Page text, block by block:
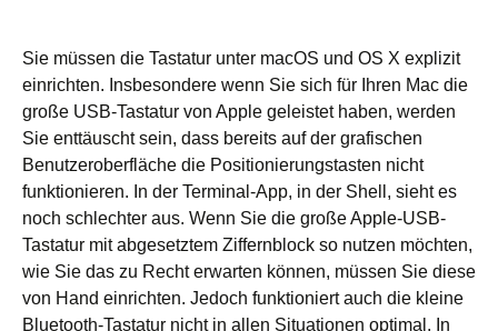
Sie müssen die Tastatur unter macOS und OS X explizit
einrichten. Insbesondere wenn Sie sich für Ihren Mac die
große USB-Tastatur von Apple geleistet haben, werden
Sie enttäuscht sein, dass bereits auf der grafischen
Benutzeroberfläche die Positionierungstasten nicht
funktionieren. In der Terminal-App, in der Shell, sieht es
noch schlechter aus. Wenn Sie die große Apple-USB-
Tastatur mit abgesetztem Ziffernblock so nutzen möchten,
wie Sie das zu Recht erwarten können, müssen Sie diese
von Hand einrichten. Jedoch funktioniert auch die kleine
Bluetooth-Tastatur nicht in allen Situationen optimal. In